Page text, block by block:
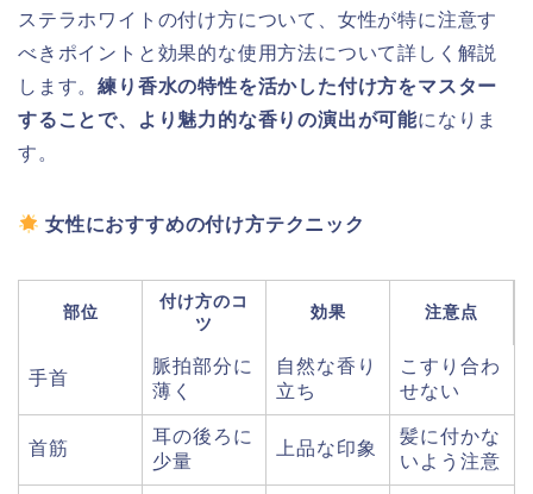
ステラホワイトの付け方について、女性が特に注意す
べきポイントと効果的な使用方法について詳しく解説
します。練り香水の特性を活かした付け方をマスター
することで、より魅力的な香りの演出が可能になりま
す。
女性におすすめの付け方テクニック
部位
付け方のコ
ツ
効果 注意点
手首
脈拍部分に
薄く
自然な香り
立ち
こすり合わ
せない
首筋
耳の後ろに
少量
上品な印象
髪に付かな
いよう注意